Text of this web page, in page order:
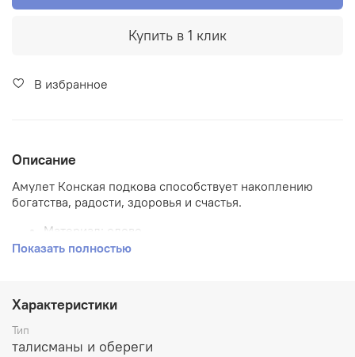
Купить в 1 клик
В избранное
Описание
Амулет Конская подкова способствует накоплению
богатства, радости, здоровья и счастья.
Материал: олово
Ширина: 7см
Высота: 8см
Показать полностью
Характеристики
Тип
талисманы и обереги